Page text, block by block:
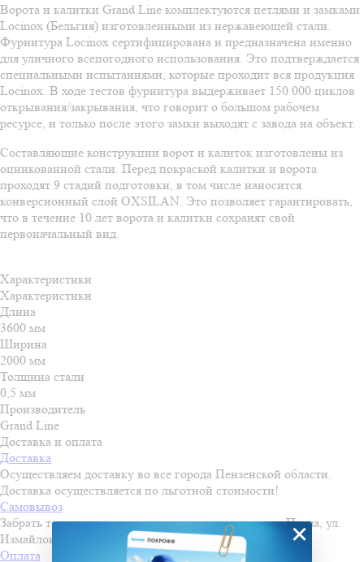
Ворота и калитки Grand Line комплектуются петлями и замками
Locinox (Бельгия) изготовленными из нержавеющей стали.
Фурнитура Locinox сертифицирована и предназначена именно
для уличного всепогодного использования. Это подтверждается
специальными испытаниями, которые проходит вся продукция
Locinox. В ходе тестов фурнитура выдерживает 150 000 циклов
открывания/закрывания, что говорит о большом рабочем
ресурсе, и только после этого замки выходят с завода на объект.
Составляющие конструкции ворот и калиток изготовлены из
оцинкованной стали. Перед покраской калитки и ворота
проходят 9 стадий подготовки, в том числе наносится
конверсионный слой OXSILAN. Это позволяет гарантировать,
что в течение 10 лет ворота и калитки сохранят свой
первоначальный вид.
Характеристики
Характеристики
Длина
3600 мм
Ширина
2000 мм
Толщина стали
0,5 мм
Производитель
Grand Line
Доставка и оплата
Доставка
Осуществляем доставку во все города Пензенской области.
Доставка осуществляется по льготной стоимости!
Самовывоз
Забрать товар можно самостоятельно со склада в г. Пенза, ул.
Измайлова, д. 28
Оплата
×